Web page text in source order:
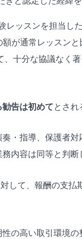
ッスンを担当し
が通常レッスンと
、十分な協議なく
告は初めてとされ
・指導、保護者
内容は同等と判断
して、報酬の支
の高い取引環境